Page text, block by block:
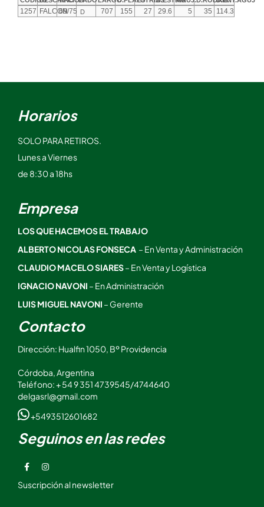
1257 FALCON69/75 D 707 155 27 29.6 5 35 114.3
Horarios
SOLO PARA RETIROS.
Lunes a Viernes
de 8:30 a 18hs
Empresa
LOS QUE HACEMOS EL TRABAJO
ALBERTO NICOLAS FONSECA – En Venta y Administración
CLAUDIO MACELO SIARES– En Venta y Logística
IGNACIO NAVONI – En Administración
LUIS MIGUEL NAVONI – Gerente
Contacto
Dirección: Hualfin 1050, Bº Providencia
Córdoba, Argentina
Teléfono: + 54 9 351 4739545/4744640
delgasrl@gmail.com
+5493512601682
Seguinos en las redes
Suscripción al newsletter